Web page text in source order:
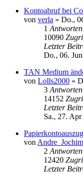
Kontoabruf bei
von verla » Do.,
1 Antworten
10090
Letzter
Do., 06.
TAN Medium
von Lolls2000 »
3 Antworten
14152
Letzter
Sa., 27.
von Andre_Jochim
2 Antworten
12420
Letzter